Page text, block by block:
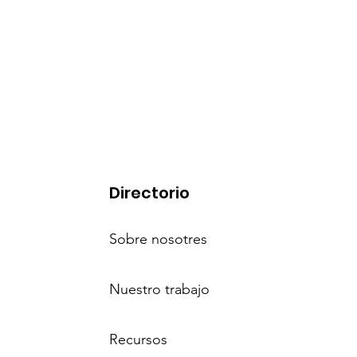
Directorio
Sobre nosotres
Nuestro trabajo
Recursos